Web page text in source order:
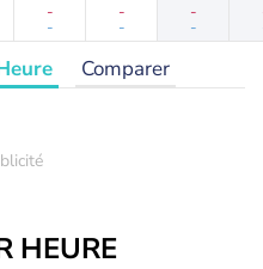
-
-
-
-
-
-
Comparer
HEURE